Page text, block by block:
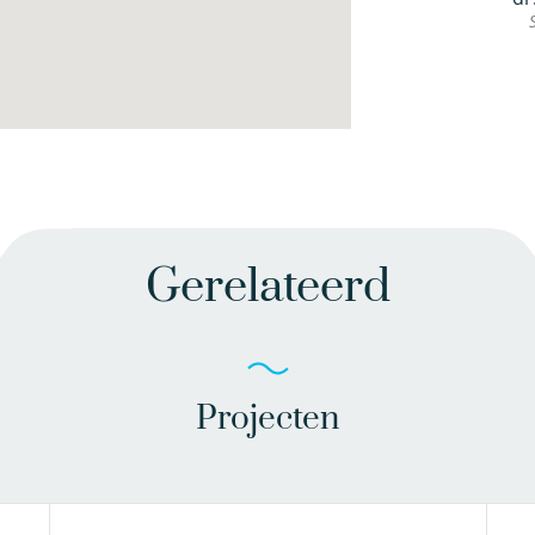
Gerelateerd
Projecten